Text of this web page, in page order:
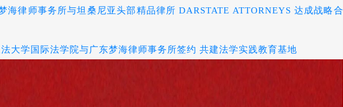
海律师事务所与坦桑尼亚头部精品律所 DARSTATE ATTORNEYS 达成战略合
大学国际法学院与广东梦海律师事务所签约 共建法学实践教育基地